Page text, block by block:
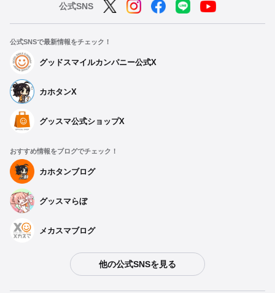
公式SNS
公式SNSで最新情報をチェック！
グッドスマイルカンパニー公式X
カホタンX
グッスマ公式ショップX
おすすめ情報をブログでチェック！
カホタンブログ
グッスマらぼ
メカスマブログ
他の公式SNSを見る